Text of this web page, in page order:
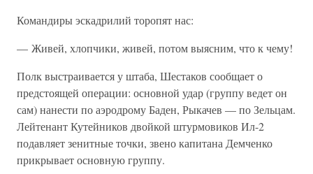
Командиры эскадрилий торопят нас:
— Живей, хлопчики, живей, потом выясним, что к чему!
Полк выстраивается у штаба, Шестаков сообщает о
предстоящей операции: основной удар (группу ведет он
сам) нанести по аэродрому Баден, Рыкачев — по Зельцам.
Лейтенант Кутейников двойкой штурмовиков Ил-2
подавляет зенитные точки, звено капитана Демченко
прикрывает основную группу.